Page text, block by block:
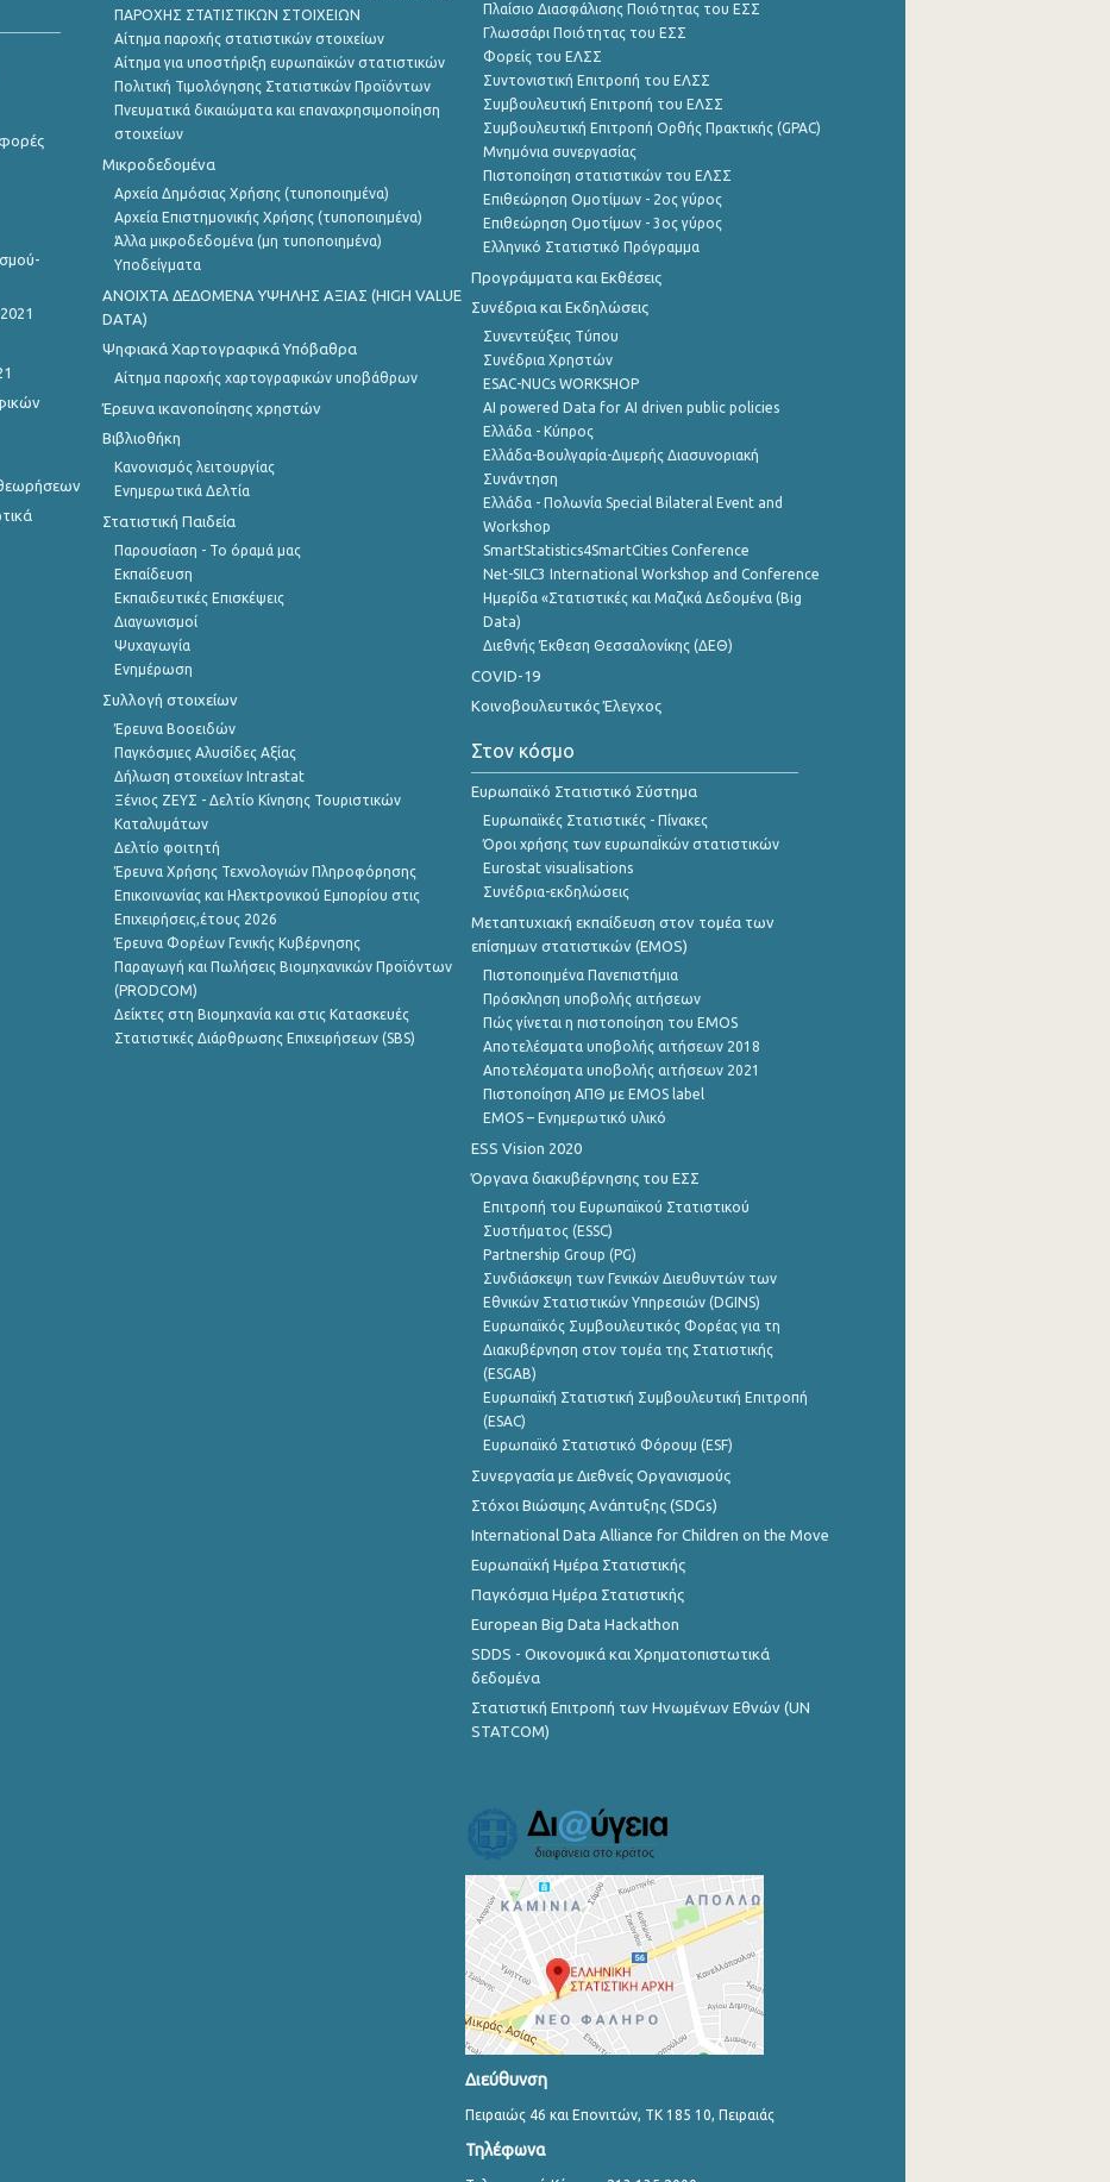
ΠΑΡΟΧΗΣ ΣΤΑΤΙΣΤΙΚΩΝ ΣΤΟΙΧΕΙΩΝ
Αίτημα παροχής στατιστικών στοιχείων
Αίτημα για υποστήριξη ευρωπαϊκών στατιστικών
Πολιτική Τιμολόγησης Στατιστικών Προϊόντων
Πνευματικά δικαιώματα και επαναχρησιμοποίηση
στοιχείων
Μικροδεδομένα
Αρχεία Δημόσιας Χρήσης (τυποποιημένα)
Αρχεία Επιστημονικής Χρήσης (τυποποιημένα)
Άλλα μικροδεδομένα (μη τυποποιημένα)
Υποδείγματα
ANOIXTA ΔΕΔΟΜΕΝΑ ΥΨΗΛΗΣ ΑΞΙΑΣ (HIGH VALUE
DATA)
Ψηφιακά Χαρτογραφικά Υπόβαθρα
Αίτημα παροχής χαρτογραφικών υποβάθρων
Έρευνα ικανοποίησης χρηστών
Βιβλιοθήκη
Κανονισμός λειτουργίας
Ενημερωτικά Δελτία
Στατιστική Παιδεία
Παρουσίαση - Το όραμά μας
Εκπαίδευση
Εκπαιδευτικές Επισκέψεις
Διαγωνισμοί
Ψυχαγωγία
Ενημέρωση
Συλλογή στοιχείων
Έρευνα Βοοειδών
Παγκόσμιες Αλυσίδες Αξίας
Δήλωση στοιχείων Intrastat
Ξένιος ΖΕΥΣ - Δελτίο Κίνησης Τουριστικών
Καταλυμάτων
Δελτίο φοιτητή
Έρευνα Χρήσης Τεχνολογιών Πληροφόρησης
Επικοινωνίας και Ηλεκτρονικού Εμπορίου στις
Επιχειρήσεις,έτους 2026
Έρευνα Φορέων Γενικής Κυβέρνησης
Παραγωγή και Πωλήσεις Βιομηχανικών Προϊόντων
(PRODCOM)
Δείκτες στη Βιομηχανία και στις Κατασκευές
Στατιστικές Διάρθρωσης Επιχειρήσεων (SBS)
Πλαίσιο Διασφάλισης Ποιότητας του ΕΣΣ
Γλωσσάρι Ποιότητας του ΕΣΣ
Φορείς του ΕΛΣΣ
Συντονιστική Επιτροπή του ΕΛΣΣ
Συμβουλευτική Επιτροπή του ΕΛΣΣ
Συμβουλευτική Επιτροπή Ορθής Πρακτικής (GPAC)
Μνημόνια συνεργασίας
Πιστοποίηση στατιστικών του ΕΛΣΣ
Επιθεώρηση Ομοτίμων - 2ος γύρος
Επιθεώρηση Ομοτίμων - 3ος γύρος
Ελληνικό Στατιστικό Πρόγραμμα
Προγράμματα και Εκθέσεις
Συνέδρια και Εκδηλώσεις
Συνεντεύξεις Τύπου
Συνέδρια Χρηστών
ESAC-NUCs WORKSHOP
AI powered Data for AI driven public policies
Ελλάδα - Κύπρος
Ελλάδα-Βουλγαρία-Διμερής Διασυνοριακή
Συνάντηση
Ελλάδα - Πολωνία Special Bilateral Event and
Workshop
SmartStatistics4SmartCities Conference
Net-SILC3 International Workshop and Conference
Ημερίδα «Στατιστικές και Μαζικά Δεδομένα (Big
Data)
Διεθνής Έκθεση Θεσσαλονίκης (ΔΕΘ)
COVID-19
Κοινοβουλευτικός Έλεγχος
Στον κόσμο
Ευρωπαϊκό Στατιστικό Σύστημα
Ευρωπαϊκές Στατιστικές - Πίνακες
Όροι χρήσης των ευρωπαΪκών στατιστικών
Eurostat visualisations
Συνέδρια-εκδηλώσεις
Μεταπτυχιακή εκπαίδευση στον τομέα των
επίσημων στατιστικών (EMOS)
Πιστοποιημένα Πανεπιστήμια
Πρόσκληση υποβολής αιτήσεων
Πώς γίνεται η πιστοποίηση του EMOS
Αποτελέσματα υποβολής αιτήσεων 2018
Αποτελέσματα υποβολής αιτήσεων 2021
Πιστοποίηση ΑΠΘ με EMOS label
EMOS – Ενημερωτικό υλικό
ESS Vision 2020
Όργανα διακυβέρνησης του ΕΣΣ
Επιτροπή του Ευρωπαϊκού Στατιστικού
Συστήματος (ESSC)
Partnership Group (PG)
Συνδιάσκεψη των Γενικών Διευθυντών των
Εθνικών Στατιστικών Υπηρεσιών (DGINS)
Ευρωπαϊκός Συμβουλευτικός Φορέας για τη
Διακυβέρνηση στον τομέα της Στατιστικής
(ESGAB)
Ευρωπαϊκή Στατιστική Συμβουλευτική Επιτροπή
(ESAC)
Ευρωπαϊκό Στατιστικό Φόρουμ (ESF)
Συνεργασία με Διεθνείς Οργανισμούς
Στόχοι Βιώσιμης Ανάπτυξης (SDGs)
International Data Alliance for Children on the Move
Ευρωπαϊκή Ημέρα Στατιστικής
Παγκόσμια Ημέρα Στατιστικής
European Big Data Hackathon
SDDS - Οικονομικά και Χρηματοπιστωτικά
δεδομένα
Στατιστική Επιτροπή των Ηνωμένων Εθνών (UN
STATCOM)
Διεύθυνση
Πειραιώς 46 και Επονιτών, ΤΚ 185 10, Πειραιάς
Τηλέφωνα